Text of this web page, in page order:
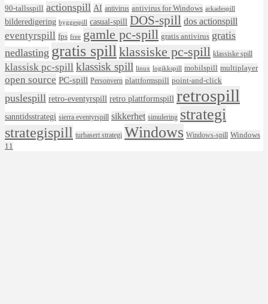
90-tallsspill actionspill AI antivirus antivirus for Windows arkadespill
bilderedigering byggespill casual-spill DOS-spill dos actionspill
eventyrspill fps free gamle pc-spill gratis antivirus gratis
nedlasting gratis spill klassiske pc-spill klassiske spill
klassisk pc-spill klassisk spill linux logikkspill mobilspill multiplayer
open source PC-spill Personvern plattformspill point-and-click
puslespill retro-eventyrspill retro plattformspill retrospill
sanntidsstrategi sierra eventyrspill sikkerhet simulering strategi
strategispill turbasert strategi Windows Windows-spill Windows
11